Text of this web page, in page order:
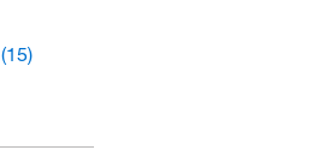
(15)